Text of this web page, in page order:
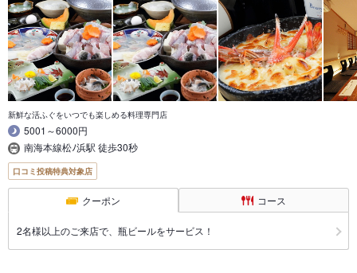
新鮮な活ふぐをいつでも楽しめる料理専門店
5001～6000円
南海本線松ﾉ浜駅 徒歩30秒
口コミ投稿特典対象店
クーポン コース
2名様以上のご来店で、瓶ビールをサービス！